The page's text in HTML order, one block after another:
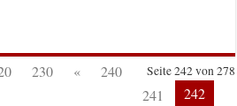
Seite 242 von 278
230 «
240
241
242